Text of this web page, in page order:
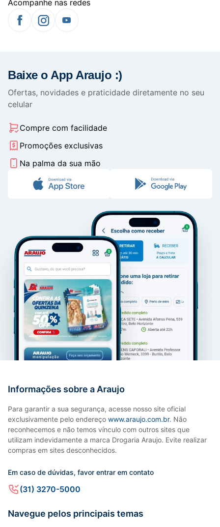
Acompanhe nas redes
Baixe o App Araujo :)
Ofertas, novidades e praticidade diretamente no seu
celular
Compre com facilidade
Promoções exclusivas
Na palma da sua mão
Informações sobre a Araujo
Para garantir a sua segurança, acesse nosso site oficial
exclusivamente pelo endereço www.araujo.com.br. Não
reconhecemos e não temos vínculo com outros sites que
utilizam indevidamente a marca Drogaria Araujo. Evite realizar
compras em sites desconhecidos.
Em caso de dúvidas, favor entrar em contato
(31) 3270-5000
Navegue pelos principais temas